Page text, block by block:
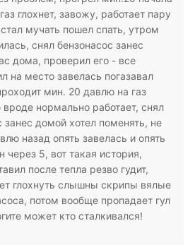
глохнет, завожу, работает пару
мучать пошел спать, утром
снял бензонасос занес
дома, проверил его - все
на место завелась погазавал
мин. 20 давлю на газ
вроде нормально работает, снял
домой хотел поменять, не
назад опять завелась и опять
через 5, вот такая история,
после тепла резво гудит,
глохнуть слышны скрипы вялые
потом вообще пропадает гул
может кто сталкивался!